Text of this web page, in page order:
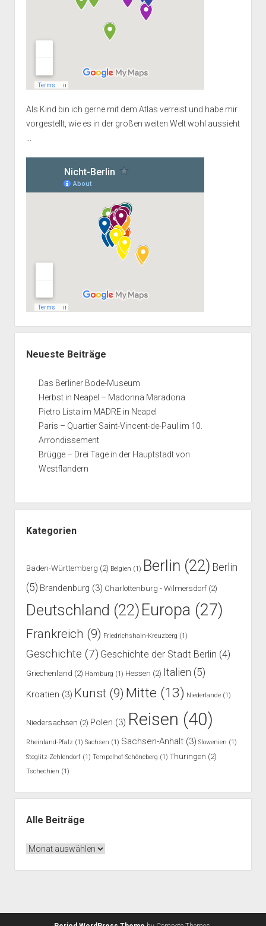
Als Kind bin ich gerne mit dem Atlas verreist und habe mir
vorgestellt, wie es in der großen weiten Welt wohl aussieht
Neueste Beiträge
Das Berliner Bode-Museum
Herbst in Neapel – Madonna Maradona
Pietro Lista im MADRE in Neapel
Paris – Quartier Saint-Vincent-de-Paul im 10.
Arrondissement
Brügge – Drei Tage in der Hauptstadt von
Westflandern
Kategorien
Baden-Württemberg (2) Belgien (1) Berlin (22) Berlin
(5) Brandenburg (3) Charlottenburg - Wilmersdorf(2)
Deutschland (22) Europa (27)
Frankreich (9) Friedrichshain-Kreuzberg (1)
Geschichte (7) Geschichte der Stadt Berlin (4)
Griechenland (2) Hamburg (1) Hessen (2) Italien (5)
Kroatien (3) Kunst(9) Mitte (13) Niederlande(1)
Niedersachsen (2) Polen (3) Reisen (40)
Rheinland-Pfalz(1) Sachsen (1) Sachsen-Anhalt(3) Slowenien (1)
Steglitz-Zehlendorf(1) Tempelhof-Schöneberg (1) Thüringen (2)
Tschechien (1)
Alle Beiträge
Alle